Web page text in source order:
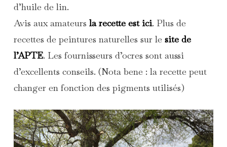
d’huile de lin.
Avis aux amateurs la recette est ici. Plus de
recettes de peintures naturelles sur le site de
l’APTE. Les fournisseurs d’ocres sont aussi
d’excellents conseils. (Nota bene : la recette peut
changer en fonction des pigments utilisés)